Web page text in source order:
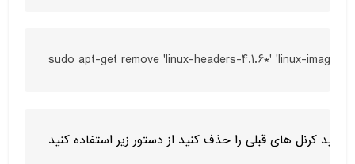
sudo apt-get remove 'linux-headers-4.1.6*' 'linux-image-
کرنل های قبلی را حذف کنید از دستور زیر استفاده کنید :